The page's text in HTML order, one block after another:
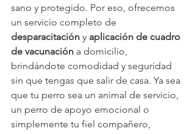
sano y protegido. Por eso, ofrecemos
un servicio completo de
desparacitación y aplicación de cuadro
de vacunación a domicilio,
brindándote comodidad y seguridad
sin que tengas que salir de casa. Ya sea
que tu perro sea un animal de servicio,
un perro de apoyo emocional o
simplemente tu fiel compañero,